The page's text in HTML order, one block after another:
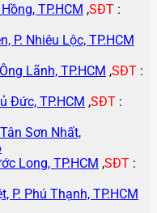
TP.HCM ,SĐT :
P. Nhiêu Lộc, TP.HCM
Lãnh, TP.HCM ,SĐT :
Đức, TP.HCM ,SĐT :
Sơn Nhất,
Long, TP.HCM ,SĐT :
P. Phú Thạnh, TP.HCM